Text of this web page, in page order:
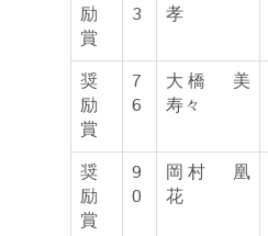
励
賞
3
孝
奨
励
賞
7
6
大橋 美
寿々
奨
励
賞
9
0
岡村 凰
花